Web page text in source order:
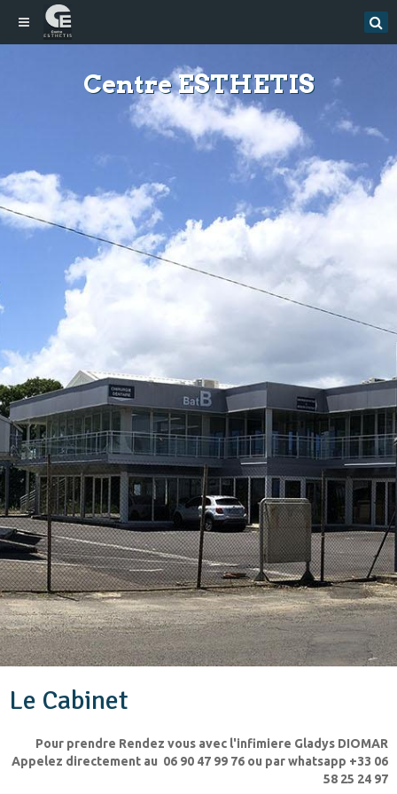
Centre ESTHETIS
Le Cabinet
Pour prendre Rendez vous avec l'infimiere Gladys DIOMAR
Appelez directement au 06 90 47 99 76 ou par whatsapp +33 06
58 25 24 97